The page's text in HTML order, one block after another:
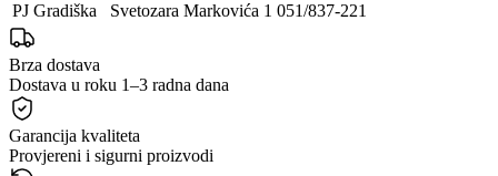
PJ Gradiška
Svetozara Markovića 1 051/837-221
Brza dostava
Dostava u roku 1–3 radna dana
Garancija kvaliteta
Provjereni i sigurni proizvodi